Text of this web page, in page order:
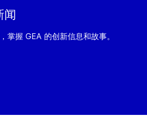
闻
掌握 GEA 的创新信息和故事。